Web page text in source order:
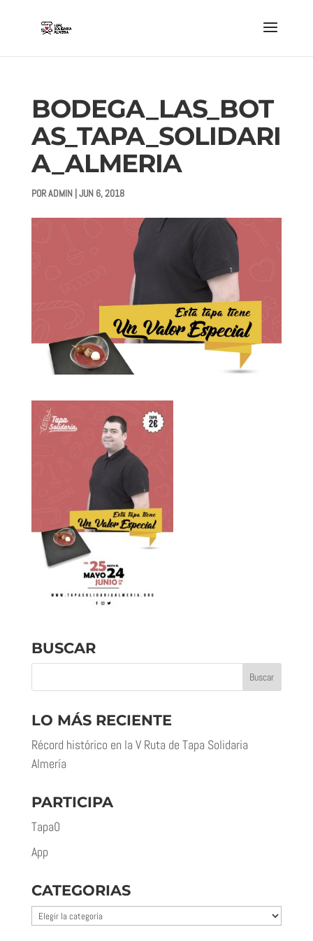
BODEGA_LAS_BOT
AS_TAPA_SOLIDARI
A_ALMERIA
PORADMIN|JUN 6, 2018
BUSCAR
LO MÁS RECIENTE
Récord histórico en la V Ruta de Tapa Solidaria
Almería
PARTICIPA
Tapa0
App
CATEGORIAS
Categorias